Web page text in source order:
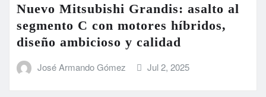
Nuevo Mitsubishi Grandis: asalto al
segmento C con motores híbridos,
diseño ambicioso y calidad
José Armando Gómez Jul 2, 2025